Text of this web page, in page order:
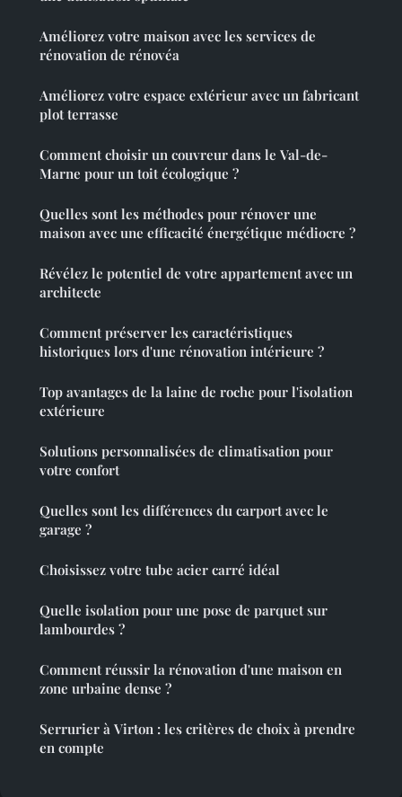
Améliorez votre maison avec les services de
rénovation de rénovéa
Améliorez votre espace extérieur avec un fabricant
plot terrasse
Comment choisir un couvreur dans le Val-de-
Marne pour un toit écologique ?
Quelles sont les méthodes pour rénover une
maison avec une efficacité énergétique médiocre ?
Révélez le potentiel de votre appartement avec un
architecte
Comment préserver les caractéristiques
historiques lors d'une rénovation intérieure ?
Top avantages de la laine de roche pour l'isolation
extérieure
Solutions personnalisées de climatisation pour
votre confort
Quelles sont les différences du carport avec le
garage ?
Choisissez votre tube acier carré idéal
Quelle isolation pour une pose de parquet sur
lambourdes ?
Comment réussir la rénovation d'une maison en
zone urbaine dense ?
Serrurier à Virton : les critères de choix à prendre
en compte